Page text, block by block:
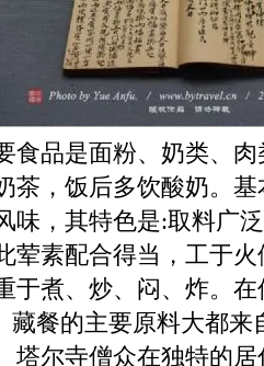
品是面粉、奶类、肉
茶，饭后多饮酸奶。
味，其特色是:取料广
荤素配合得当，工于
于煮、炒、闷、炸。
藏餐的主要原料大都
塔尔寺僧众在独特的